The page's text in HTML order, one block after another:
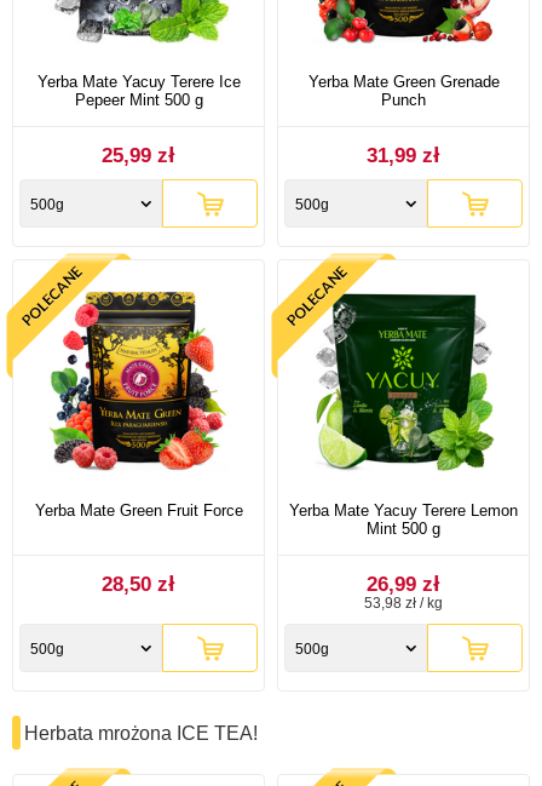
Yerba Mate Yacuy Terere Ice
Pepeer Mint 500 g
25,99 zł
500g
Yerba Mate Green Grenade
Punch
31,99 zł
500g
Yerba Mate Green Fruit Force
28,50 zł
500g
Yerba Mate Yacuy Terere Lemon
Mint 500 g
26,99 zł
53,98 zł / kg
500g
Herbata mrożona ICE TEA!